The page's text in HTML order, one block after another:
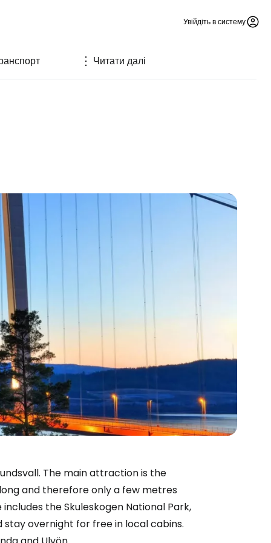
Увійдіть в систему
Читати далі
The main attraction is the
and therefore only a few metres
the Skuleskogen National Park,
overnight for free in local cabins.